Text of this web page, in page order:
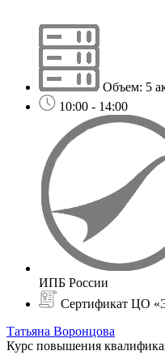
Объем: 5
10:00 - 14:00
ИПБ России
Сертификат ЦО
Татьяна Воронцова
Курс повышения